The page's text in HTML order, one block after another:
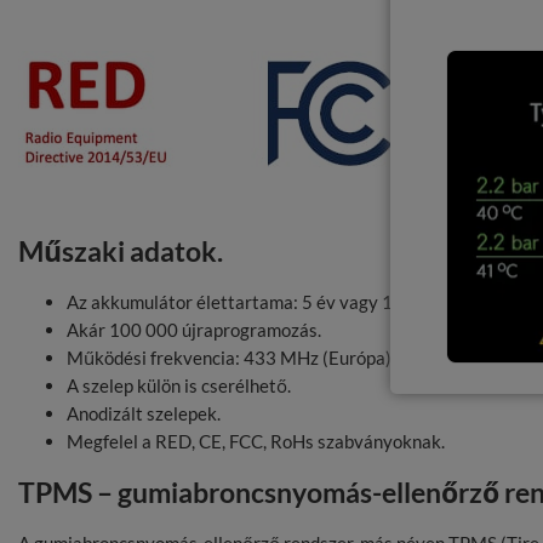
A
Az
Műszaki adatok.
Az akkumulátor élettartama: 5 év vagy 150 000 km.
Akár 100 000 újraprogramozás.
Működési frekvencia: 433 MHz (Európa) vagy 315 MHz
A szelep külön is cserélhető.
Anodizált szelepek.
Megfelel a RED, CE, FCC, RoHs szabványoknak.
TPMS – gumiabroncsnyomás-ellenőrző